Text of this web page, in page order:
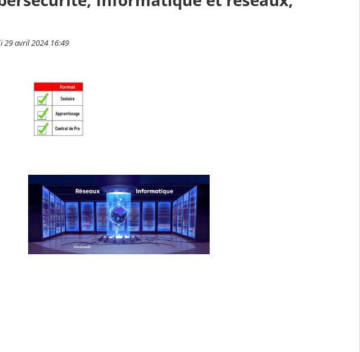
29 avril 2024 16:49